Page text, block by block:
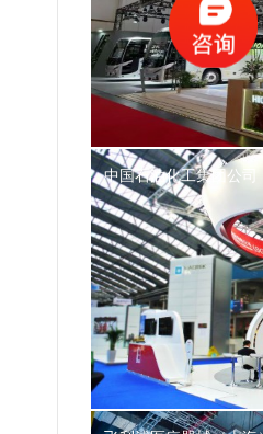
中国石油化工集团公司